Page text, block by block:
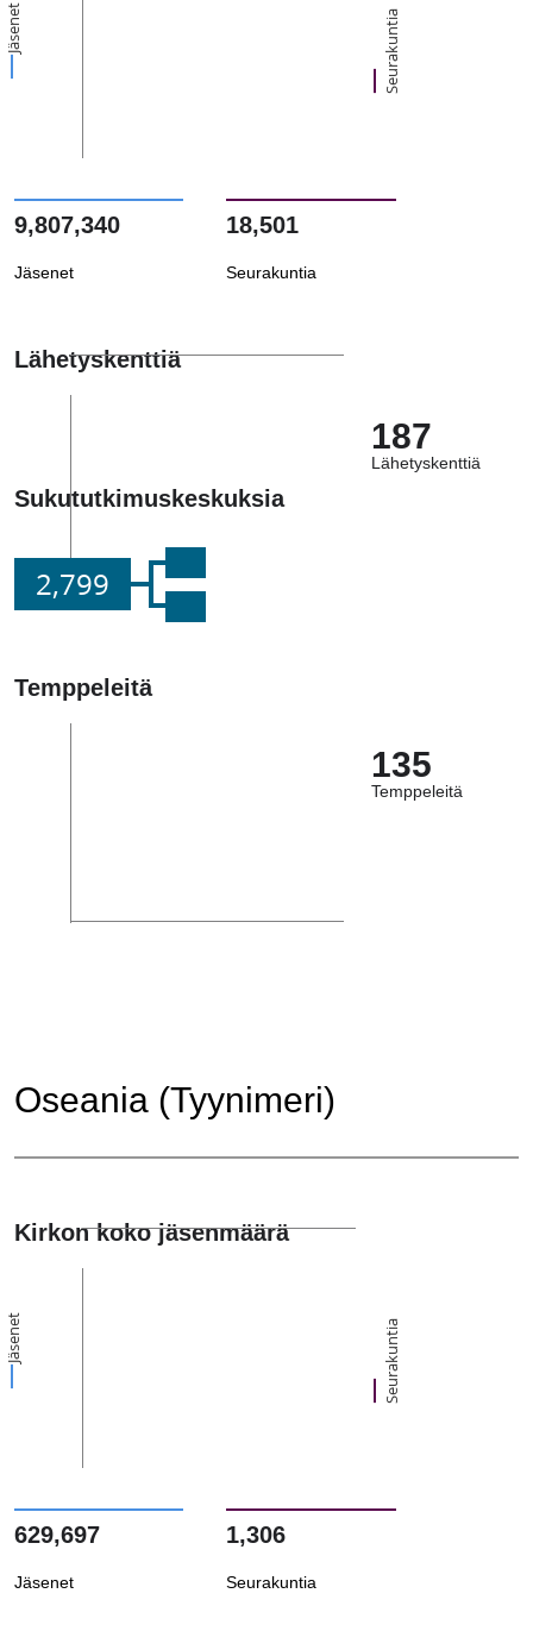
Jäsenet Seurakuntia
9,807,340
Jäsenet
18,501
Seurakuntia
Lähetyskenttiä
187
Lähetyskenttiä
Sukututkimuskeskuksia
2,799
Temppeleitä
135
Temppeleitä
Oseania (Tyynimeri)
Kirkon koko jäsenmäärä
Jäsenet Seurakuntia
629,697
Jäsenet
1,306
Seurakuntia